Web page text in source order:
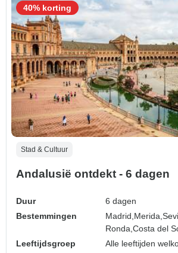
Stad & Cultuur
Andalusië ontdekt - 6 dagen
Duur
6 dagen
Bestemmingen
Madrid,Merida,
Ronda,Costa del
Leeftijdsgroep
Alle leeftijden
40% korting